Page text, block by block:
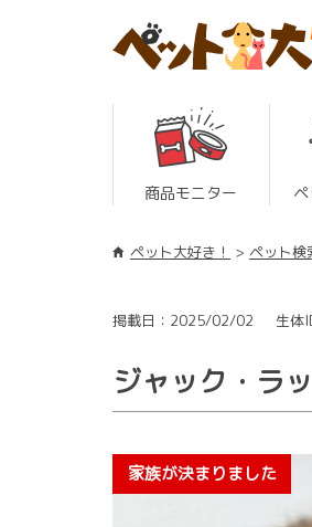
商品モニター
ペット大好き！ ペット検
掲載日：2025/02/02 生体
ジャック・ラ